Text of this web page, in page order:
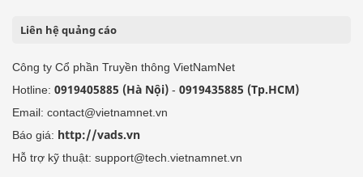
Liên hệ quảng cáo
Công ty Cổ phần Truyền thông VietNamNet
Hotline: 0919405885 (Hà Nội) - 0919435885 (Tp.HCM)
Email: contact@vietnamnet.vn
Báo giá: http://vads.vn
Hỗ trợ kỹ thuật: support@tech.vietnamnet.vn